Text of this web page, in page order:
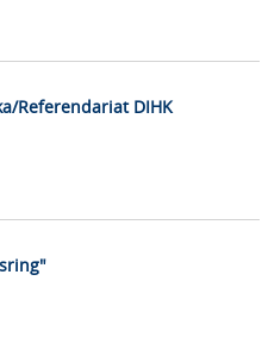
Referendariat DIHK